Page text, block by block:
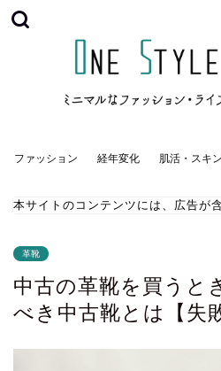
ファッション 経年変化 肌活・スキ
本サイトのコンテンツには、広告が
革靴
中古の革靴を買うと
べき中古靴とは【失